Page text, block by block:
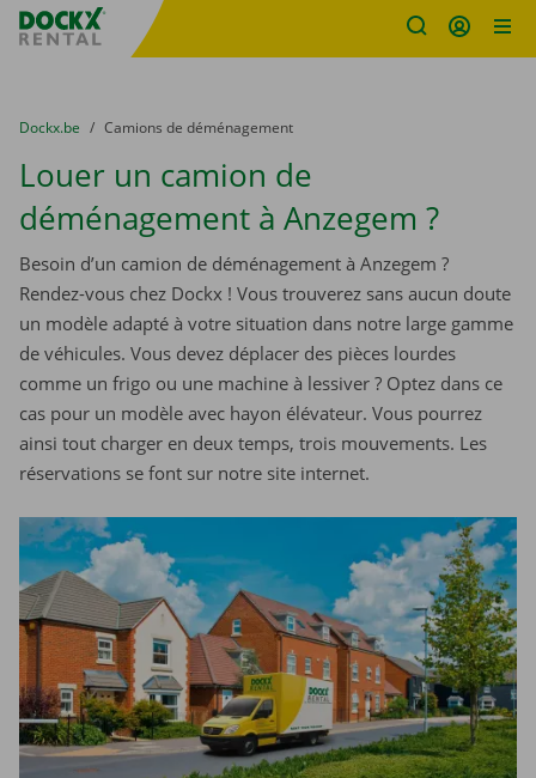
sitename
You are here:
du
Dockx.be to
Camions de déménagement
Louer un camion de
déménagement à Anzegem ?
Besoin d’un camion de déménagement à Anzegem ?
Rendez-vous chez Dockx ! Vous trouverez sans aucun doute
un modèle adapté à votre situation dans notre large gamme
de véhicules. Vous devez déplacer des pièces lourdes
comme un frigo ou une machine à lessiver ? Optez dans ce
cas pour un modèle avec hayon élévateur. Vous pourrez
ainsi tout charger en deux temps, trois mouvements. Les
réservations se font sur notre site internet.